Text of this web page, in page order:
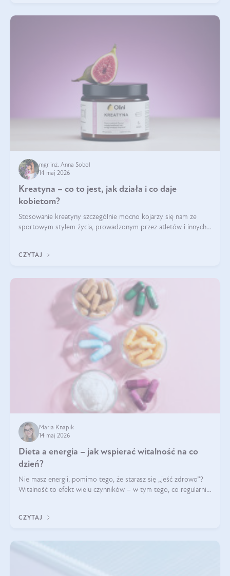
mgr inż. Anna Sobol
14 maj 2026
Kreatyna – co to jest, jak działa i co daje
kobietom?
Stosowanie kreatyny szczególnie mocno kojarzy się nam ze
sportowym stylem życia, prowadzonym przez atletów i innych
zwiększa masę
CZYTAJ
Maria Knapik
14 maj 2026
Dieta a energia – jak wspierać witalność na co
dzień?
Nie masz energii, pomimo tego, że starasz się „jeść zdrowo”?
Witalność to efekt wielu czynników – w tym tego, co regularnie
CZYTAJ